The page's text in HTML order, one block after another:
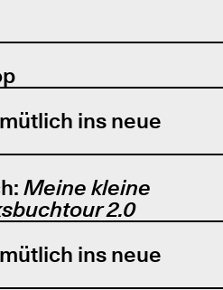
ins neue
Meine kleine
2.0
ins neue